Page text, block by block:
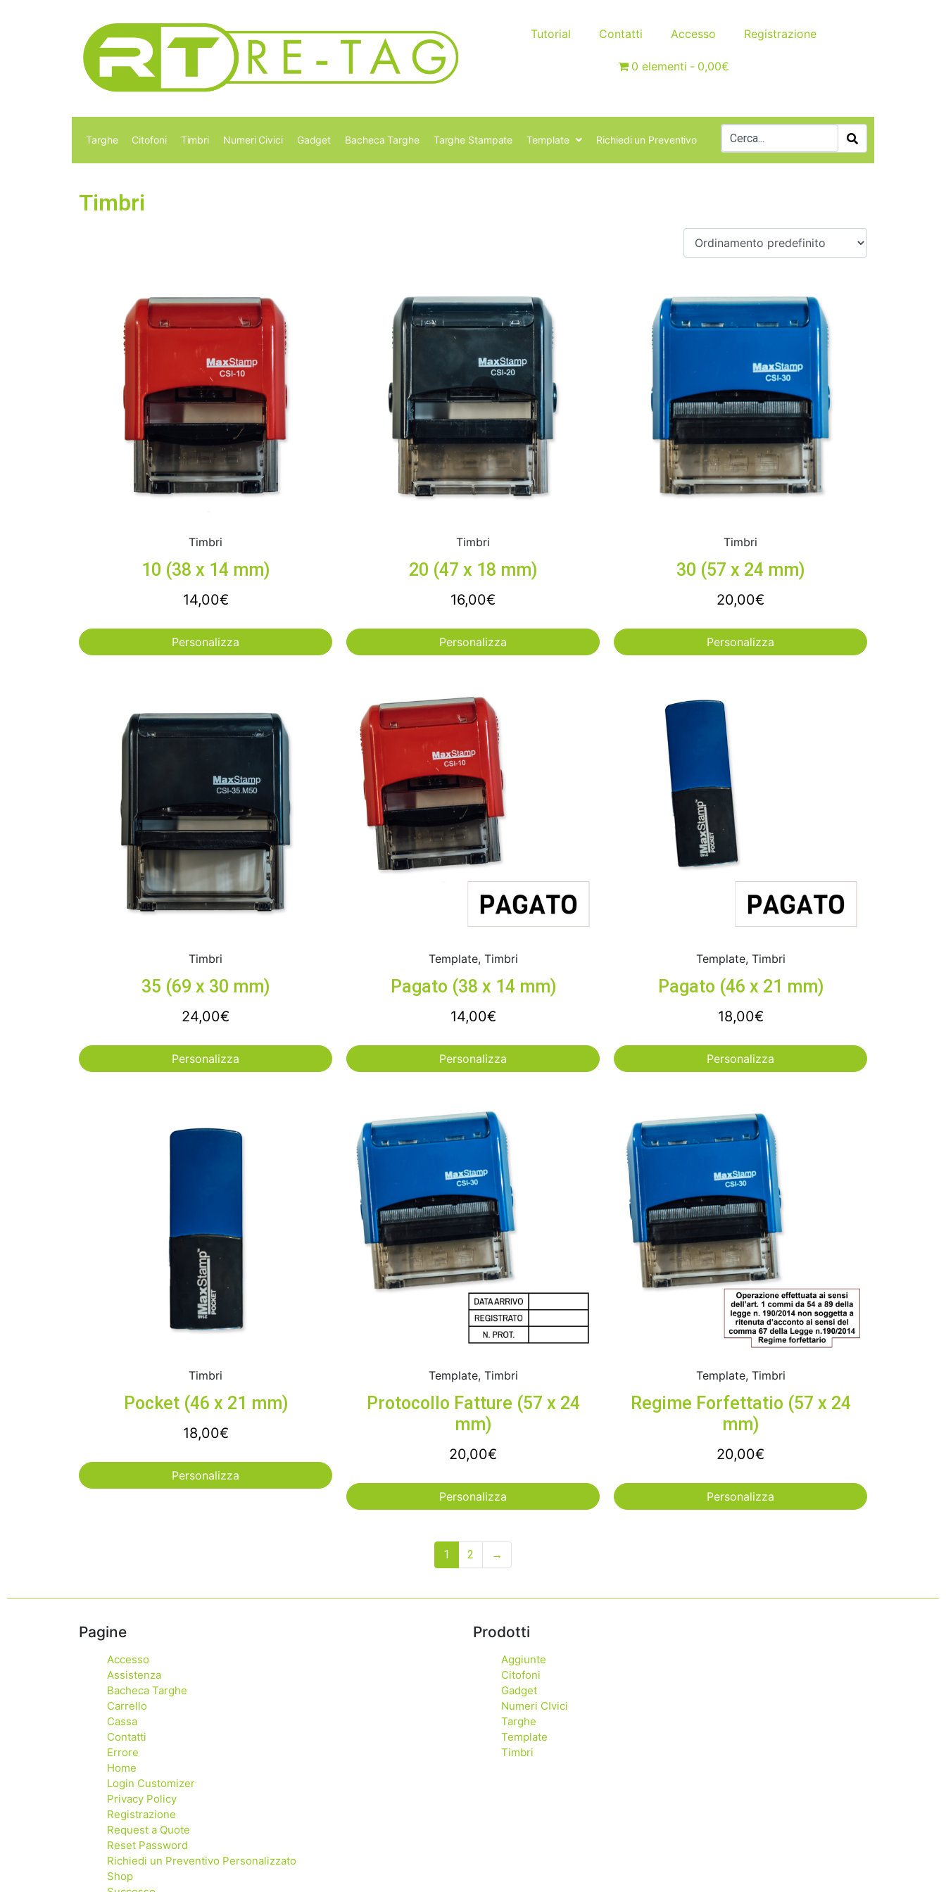
Tutorial Contatti Accesso Registrazione
0 elementi 0,00€
Targhe Citofoni Timbri Numeri Civici Gadget Bacheca Targhe Targhe Stampate Template Richiedi un Preventivo
Timbri
Timbri
10 (38 x 14 mm)
14,00€
Personalizza
Timbri
20 (47 x 18 mm)
16,00€
Personalizza
Timbri
30 (57 x 24 mm)
20,00€
Personalizza
Timbri
35 (69 x 30 mm)
24,00€
Personalizza
Template, Timbri
Pagato (38 x 14 mm)
14,00€
Personalizza
Template, Timbri
Pagato (46 x 21 mm)
18,00€
Personalizza
Timbri
Pocket (46 x 21 mm)
18,00€
Personalizza
Template, Timbri
Protocollo Fatture (57 x 24
mm)
20,00€
Personalizza
Template, Timbri
Regime Forfettatio (57 x 24
mm)
20,00€
Personalizza
1 2 →
Pagine
Accesso
Assistenza
Bacheca Targhe
Carrello
Cassa
Contatti
Errore
Home
Login Customizer
Privacy Policy
Registrazione
Request a Quote
Reset Password
Richiedi un Preventivo Personalizzato
Shop
Prodotti
Aggiunte
Citofoni
Gadget
Numeri CIvici
Targhe
Template
Timbri